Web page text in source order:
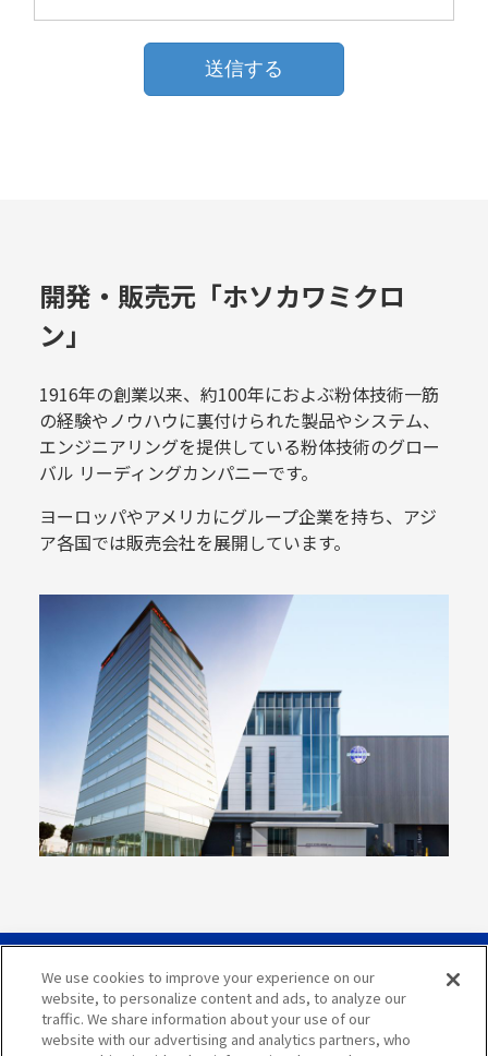
開発・販売元「ホソカワミクロ
ン」
1916年の創業以来、約100年におよぶ粉体技術一筋
の経験やノウハウに裏付けられた製品やシステム、
エンジニアリングを提供している粉体技術のグロー
バル リーディングカンパニーです。
ヨーロッパやアメリカにグループ企業を持ち、アジ
ア各国では販売会社を展開しています。
サイトマップ
サイト利用案内
We use cookies to improve your experience on our
website, to personalize content and ads, to analyze our
traffic. We share information about your use of our
website with our advertising and analytics partners, who